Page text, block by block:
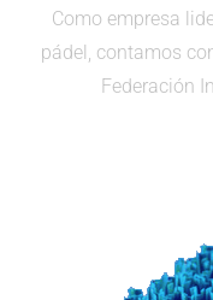
Como empresa
pádel, contamos
Federación